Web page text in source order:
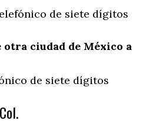
de siete dígitos
otra ciudad de México a
de siete dígitos